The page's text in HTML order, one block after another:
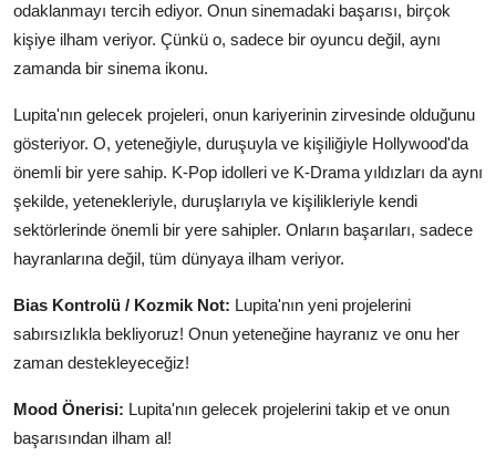
odaklanmayı tercih ediyor. Onun sinemadaki başarısı, birçok
kişiye ilham veriyor. Çünkü o, sadece bir oyuncu değil, aynı
zamanda bir sinema ikonu.
Lupita'nın gelecek projeleri, onun kariyerinin zirvesinde olduğunu
gösteriyor. O, yeteneğiyle, duruşuyla ve kişiliğiyle Hollywood'da
önemli bir yere sahip. K-Pop idolleri ve K-Drama yıldızları da aynı
şekilde, yetenekleriyle, duruşlarıyla ve kişilikleriyle kendi
sektörlerinde önemli bir yere sahipler. Onların başarıları, sadece
hayranlarına değil, tüm dünyaya ilham veriyor.
Bias Kontrolü / Kozmik Not: Lupita'nın yeni projelerini
sabırsızlıkla bekliyoruz! Onun yeteneğine hayranız ve onu her
zaman destekleyeceğiz!
Mood Önerisi: Lupita'nın gelecek projelerini takip et ve onun
başarısından ilham al!